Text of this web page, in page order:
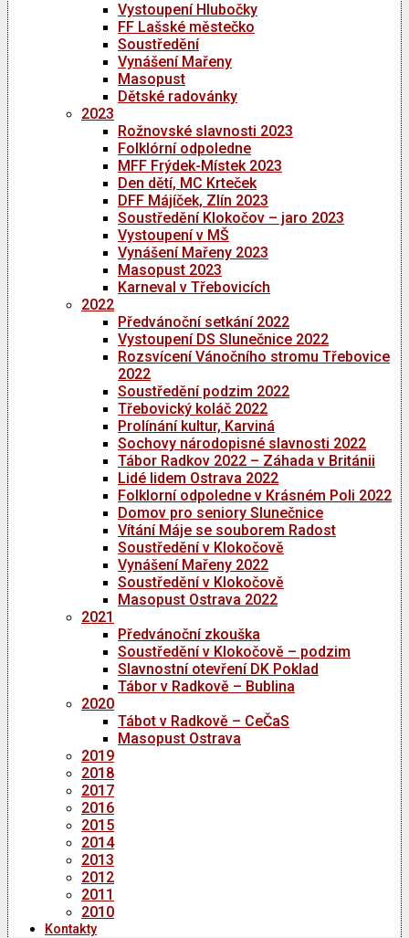
Vystoupení Hlubočky
FF Lašské městečko
Soustředění
Vynášení Mařeny
Masopust
Dětské radovánky
2023
Rožnovské slavnosti 2023
Folklórní odpoledne
MFF Frýdek-Místek 2023
Den dětí, MC Krteček
DFF Májíček, Zlín 2023
Soustředění Klokočov – jaro 2023
Vystoupení v MŠ
Vynášení Mařeny 2023
Masopust 2023
Karneval v Třebovicích
2022
Předvánoční setkání 2022
Vystoupení DS Slunečnice 2022
Rozsvícení Vánočního stromu Třebovice
2022
Soustředění podzim 2022
Třebovický koláč 2022
Prolínání kultur, Karviná
Sochovy národopisné slavnosti 2022
Tábor Radkov 2022 – Záhada v Británii
Lidé lidem Ostrava 2022
Folklorní odpoledne v Krásném Poli 2022
Domov pro seniory Slunečnice
Vítání Máje se souborem Radost
Soustředění v Klokočově
Vynášení Mařeny 2022
Soustředění v Klokočově
Masopust Ostrava 2022
2021
Předvánoční zkouška
Soustředění v Klokočově – podzim
Slavnostní otevření DK Poklad
Tábor v Radkově – Bublina
2020
Tábot v Radkově – CeČaS
Masopust Ostrava
2019
2018
2017
2016
2015
2014
2013
2012
2011
2010
Kontakty